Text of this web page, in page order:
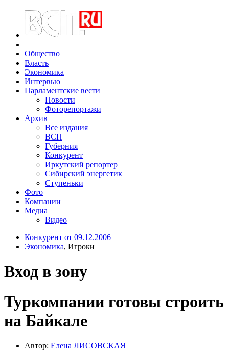
Общество
Власть
Экономика
Интервью
Парламентские вести
Новости
Фоторепортажи
Архив
Все издания
ВСП
Губерния
Конкурент
Иркутский репортер
Сибирский энергетик
Ступеньки
Фото
Компании
Медиа
Видео
Конкурент от 09.12.2006
Экономика, Игроки
Вход в зону
Туркомпании готовы строить
на Байкале
Автор: Елена ЛИСОВСКАЯ